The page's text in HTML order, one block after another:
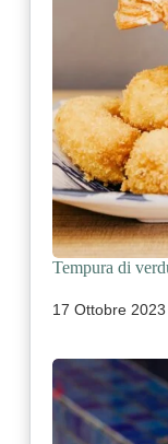
Tempura di
17 Ottobre 2023